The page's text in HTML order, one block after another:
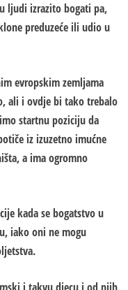
ljudi izrazito bogati pa,
preduzeće ili udio u
evropskim zemljama
ali i ovdje bi tako trebalo
startnu poziciju da
iz izuzetno imućne
a ima ogromno
kada se bogatstvo u
iako oni ne mogu